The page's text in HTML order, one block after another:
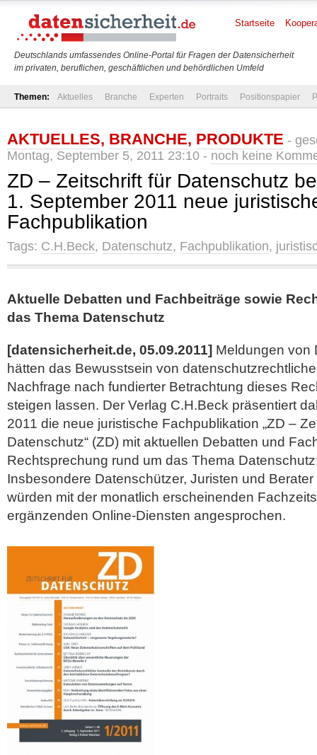
Deutschlands umfassendes Online-Portal für Fragen der Datensicherheit
im privaten, beruflichen, geschäftlichen und behördlichen Umfeld
Startseite
Themen: Aktuelles Branche Experten Portraits Positionspapier
AKTUELLES, BRANCHE, PRODUKTE -
Montag, September 5, 2011 23:10 - noch keine
ZD – Zeitschrift für Datenschutz
1. September 2011 neue
Fachpublikation
Tags: C.H.Beck, Datenschutz, Fachpublikation,
Aktuelle Debatten und Fachbeiträge sowie
das Thema Datenschutz
[datensicherheit.de, 05.09.2011] Meldungen von
hätten das Bewusstsein von
Nachfrage nach fundierter Betrachtung dieses
steigen lassen. Der Verlag C.H.Beck präsentiert
2011 die neue juristische Fachpublikation „ZD –
Datenschutz“ (ZD) mit aktuellen Debatten und
Rechtsprechung rund um das Thema
Insbesondere Datenschützer, Juristen und
würden mit der monatlich erscheinenden
ergänzenden Online-Diensten angesprochen.